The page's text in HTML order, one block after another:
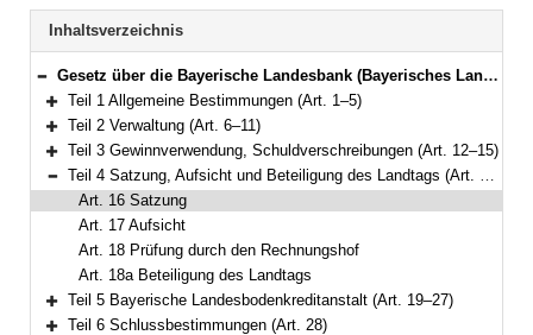
BAYERN.RECHT
letzten
Suche
Navigation
Inhaltsverzeichnis
Bereich reduzieren
Gesetz über die Bayerische Landesbank (Bayerisches Landesbank-Gesetz – BayLaBG) in der Fassung der Bekanntmachung vom 1. Februar 2003 (GVBl. S. 54, ber. S. 316) BayRS 762-6-F (Art. 1–28)
Bereich erweitern
Teil 1 Allgemeine Bestimmungen (Art. 1–5)
Bereich erweitern
Teil 2 Verwaltung (Art. 6–11)
Bereich erweitern
Teil 3 Gewinnverwendung, Schuldverschreibungen (Art. 12–15)
Bereich reduzieren
Teil 4 Satzung, Aufsicht und Beteiligung des Landtags (Art. 16–18a)
Art. 16 Satzung
Art. 17 Aufsicht
Art. 18 Prüfung durch den Rechnungshof
Art. 18a Beteiligung des Landtags
Bereich erweitern
Teil 5 Bayerische Landesbodenkreditanstalt (Art. 19–27)
Teil 6 Schlussbestimmungen (Art. 28)